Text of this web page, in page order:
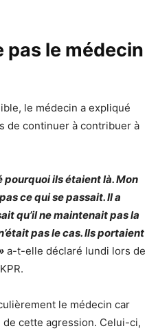
pas le médecin
le médecin a expliqué
de continuer à contribuer à
pourquoi ils étaient là. Mon
ce qui se passait. Il a
qu’il ne maintenait pas la
pas le cas. Ils portaient
a-t-elle déclaré lundi lors de
le médecin car
cette agression. Celui-ci,